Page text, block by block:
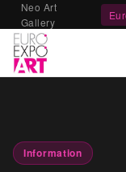
Neo Art
Gallery
Information